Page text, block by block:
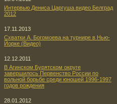
Интервью Дениса Царгуша видео Белград
2012
17.11.2013
Схватки А. Богомоева на турнире в Нью-
Йорке (Видео)
12.12.2011
В Агинском Бурятском округе
завершилось Первенство России по
вольной борьбе среди юношей 1996-1997
годов рождения
28.01.2012